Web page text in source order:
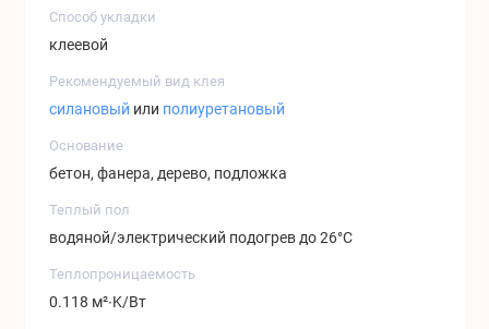
Способ укладки
клеевой
Рекомендуемый вид клея
силановый или полиуретановый
Основание
бетон, фанера, дерево, подложка
Теплый пол
водяной/электрический подогрев до 26°C
Теплопроницаемость
0.118 м²∙K/Вт